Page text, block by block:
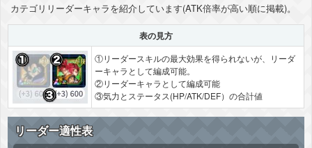
カテゴリリーダーキャラを紹介しています(ATK倍率が高い順に掲載)。
表の見方
①リーダースキルの最大効果を得られないが、リーダ
ーキャラとして編成可能。
②リーダーキャラとして編成可能
③気力とステータス(HP/ATK/DEF）の合計値
リーダー適性表